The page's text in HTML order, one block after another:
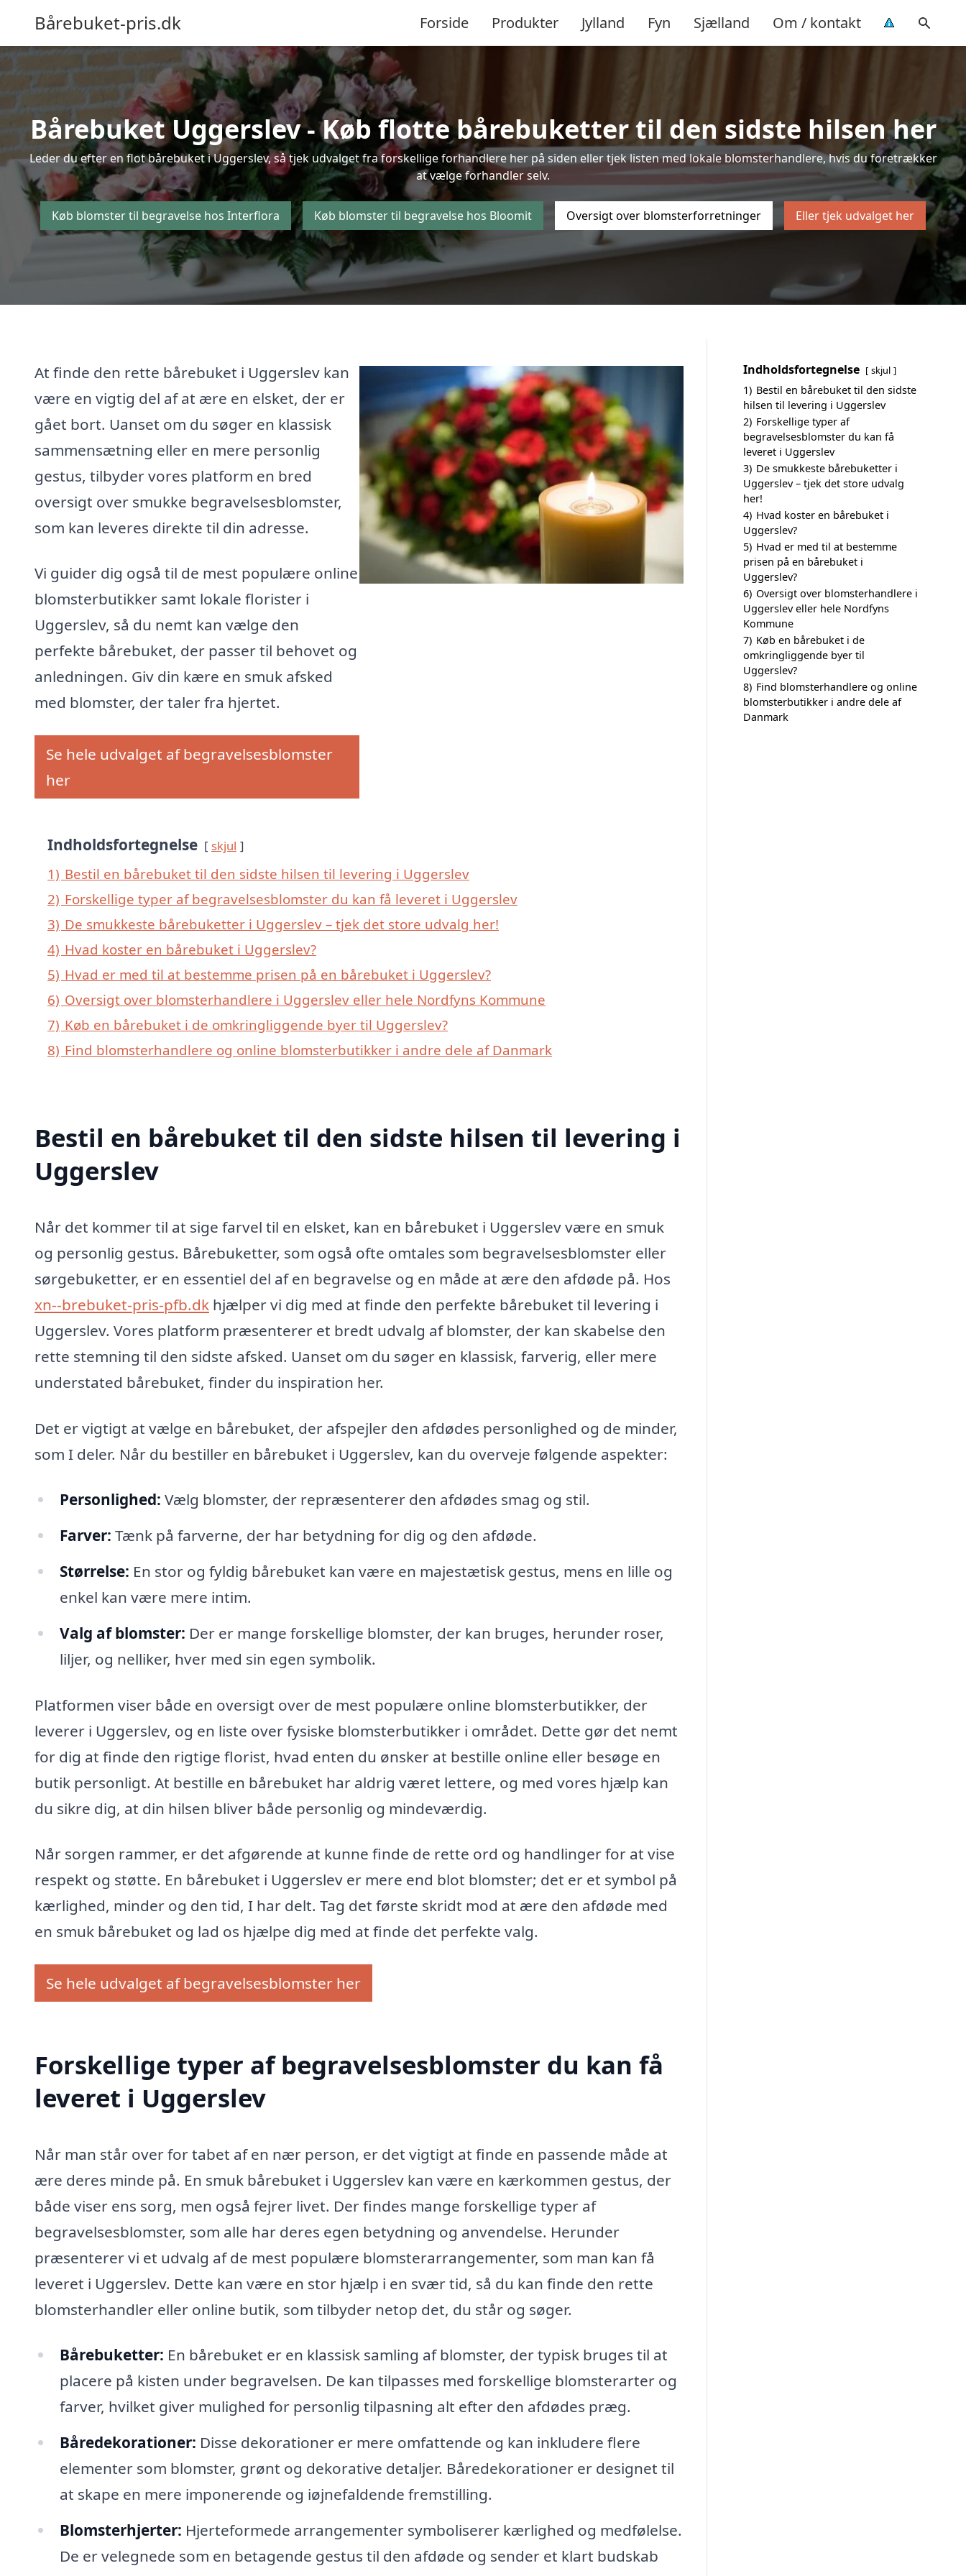
Bårebuket-pris.dk Forside Produkter Jylland Fyn Sjælland Om / kontakt
Bårebuket Uggerslev - Køb flotte bårebuketter til den sidste hilsen her
Leder du efter en flot bårebuket i Uggerslev, så tjek udvalget fra forskellige forhandlere her på siden eller tjek listen med lokale blomsterhandlere, hvis du foretrækker
at vælge forhandler selv.
Køb blomster til begravelse hos Interflora Køb blomster til begravelse hos Bloomit Oversigt over blomsterforretninger Eller tjek udvalget her
At finde den rette bårebuket i Uggerslev kan
være en vigtig del af at ære en elsket, der er
gået bort. Uanset om du søger en klassisk
sammensætning eller en mere personlig
gestus, tilbyder vores platform en bred
oversigt over smukke begravelsesblomster,
som kan leveres direkte til din adresse.
Vi guider dig også til de mest populære online
blomsterbutikker samt lokale florister i
Uggerslev, så du nemt kan vælge den
perfekte bårebuket, der passer til behovet og
anledningen. Giv din kære en smuk afsked
med blomster, der taler fra hjertet.
Se hele udvalget af begravelsesblomster
her
Indholdsfortegnelse skjul
1) Bestil en bårebuket til den sidste hilsen til levering i Uggerslev
2) Forskellige typer af begravelsesblomster du kan få leveret i Uggerslev
3) De smukkeste bårebuketter i Uggerslev – tjek det store udvalg her!
4) Hvad koster en bårebuket i Uggerslev?
5) Hvad er med til at bestemme prisen på en bårebuket i Uggerslev?
6) Oversigt over blomsterhandlere i Uggerslev eller hele Nordfyns Kommune
7) Køb en bårebuket i de omkringliggende byer til Uggerslev?
8) Find blomsterhandlere og online blomsterbutikker i andre dele af Danmark
Bestil en bårebuket til den sidste hilsen til levering i
Uggerslev
Når det kommer til at sige farvel til en elsket, kan en bårebuket i Uggerslev være en smuk
og personlig gestus. Bårebuketter, som også ofte omtales som begravelsesblomster eller
sørgebuketter, er en essentiel del af en begravelse og en måde at ære den afdøde på. Hos
xn--brebuket-pris-pfb.dk hjælper vi dig med at finde den perfekte bårebuket til levering i
Uggerslev. Vores platform præsenterer et bredt udvalg af blomster, der kan skabelse den
rette stemning til den sidste afsked. Uanset om du søger en klassisk, farverig, eller mere
understated bårebuket, finder du inspiration her.
Det er vigtigt at vælge en bårebuket, der afspejler den afdødes personlighed og de minder,
som I deler. Når du bestiller en bårebuket i Uggerslev, kan du overveje følgende aspekter:
Personlighed: Vælg blomster, der repræsenterer den afdødes smag og stil.
Farver: Tænk på farverne, der har betydning for dig og den afdøde.
Størrelse: En stor og fyldig bårebuket kan være en majestætisk gestus, mens en lille og
enkel kan være mere intim.
Valg af blomster: Der er mange forskellige blomster, der kan bruges, herunder roser,
liljer, og nelliker, hver med sin egen symbolik.
Platformen viser både en oversigt over de mest populære online blomsterbutikker, der
leverer i Uggerslev, og en liste over fysiske blomsterbutikker i området. Dette gør det nemt
for dig at finde den rigtige florist, hvad enten du ønsker at bestille online eller besøge en
butik personligt. At bestille en bårebuket har aldrig været lettere, og med vores hjælp kan
du sikre dig, at din hilsen bliver både personlig og mindeværdig.
Når sorgen rammer, er det afgørende at kunne finde de rette ord og handlinger for at vise
respekt og støtte. En bårebuket i Uggerslev er mere end blot blomster; det er et symbol på
kærlighed, minder og den tid, I har delt. Tag det første skridt mod at ære den afdøde med
en smuk bårebuket og lad os hjælpe dig med at finde det perfekte valg.
Se hele udvalget af begravelsesblomster her
Forskellige typer af begravelsesblomster du kan få
leveret i Uggerslev
Når man står over for tabet af en nær person, er det vigtigt at finde en passende måde at
ære deres minde på. En smuk bårebuket i Uggerslev kan være en kærkommen gestus, der
både viser ens sorg, men også fejrer livet. Der findes mange forskellige typer af
begravelsesblomster, som alle har deres egen betydning og anvendelse. Herunder
præsenterer vi et udvalg af de mest populære blomsterarrangementer, som man kan få
leveret i Uggerslev. Dette kan være en stor hjælp i en svær tid, så du kan finde den rette
blomsterhandler eller online butik, som tilbyder netop det, du står og søger.
Bårebuketter: En bårebuket er en klassisk samling af blomster, der typisk bruges til at
placere på kisten under begravelsen. De kan tilpasses med forskellige blomsterarter og
farver, hvilket giver mulighed for personlig tilpasning alt efter den afdødes præg.
Båredekorationer: Disse dekorationer er mere omfattende og kan inkludere flere
elementer som blomster, grønt og dekorative detaljer. Båredekorationer er designet til
at skape en mere imponerende og iøjnefaldende fremstilling.
Blomsterhjerter: Hjerteformede arrangementer symboliserer kærlighed og medfølelse.
De er velegnede som en betagende gestus til den afdøde og sender et klart budskab
Indholdsfortegnelse skjul
1) Bestil en bårebuket til den sidste
hilsen til levering i Uggerslev
2) Forskellige typer af
begravelsesblomster du kan få
leveret i Uggerslev
3) De smukkeste bårebuketter i
Uggerslev – tjek det store udvalg
her!
4) Hvad koster en bårebuket i
Uggerslev?
5) Hvad er med til at bestemme
prisen på en bårebuket i
Uggerslev?
6) Oversigt over blomsterhandlere i
Uggerslev eller hele Nordfyns
Kommune
7) Køb en bårebuket i de
omkringliggende byer til
Uggerslev?
8) Find blomsterhandlere og online
blomsterbutikker i andre dele af
Danmark